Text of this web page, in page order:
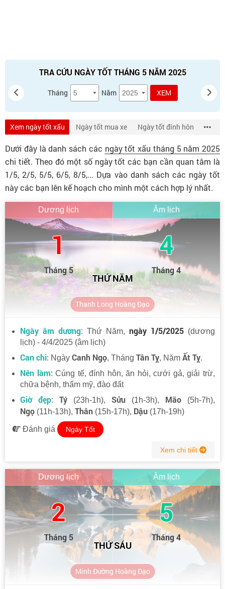
TRA CỨU NGÀY TỐT THÁNG 5 NĂM 2025
Tháng Năm XEM
Xem ngày tốt xấu Ngày tốt mua xe Ngày tốt đính hôn Ngày
Dưới đây là danh sách các ngày tốt xấu tháng 5 năm 2025
chi tiết. Theo đó một số ngày tốt các bạn cần quan tâm là
1/5, 2/5, 5/5, 6/5, 8/5,... Dựa vào danh sách các ngày tốt
này các bạn lên kế hoạch cho mình một cách hợp lý nhất.
Dương lịch
1
Tháng 5
Âm lịch
4
Tháng 4
THỨ NĂM
Thanh Long Hoàng Đạo
Ngày âm dương: Thứ Năm, ngày 1/5/2025 (dương
lịch) - 4/4/2025 (âm lịch)
Can chi: Ngày Canh Ngọ, Tháng Tân Tỵ, Năm Ất Tỵ.
Nên làm: Cúng tế, đính hôn, ăn hỏi, cưới gả, giải trừ,
chữa bệnh, thẩm mỹ, đào đất
Giờ đẹp: Tý (23h-1h), Sửu (1h-3h), Mão (5h-7h),
Ngọ (11h-13h), Thân (15h-17h), Dậu (17h-19h)
Đánh giá Ngày Tốt
Xem chi tiết
Dương lịch
2
Tháng 5
Âm lịch
5
Tháng 4
THỨ SÁU
Minh Đường Hoàng Đạo